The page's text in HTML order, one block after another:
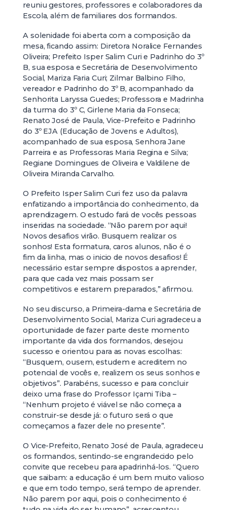
reuniu gestores, professores e colaboradores da
Escola, além de familiares dos formandos.
A solenidade foi aberta com a composição da
mesa, ficando assim: Diretora Noralice Fernandes
Oliveira; Prefeito Isper Salim Curi e Padrinho do 3º
B, sua esposa e Secretária de Desenvolvimento
Social, Mariza Faria Curi; Zilmar Balbino Filho,
vereador e Padrinho do 3º B, acompanhado da
Senhorita Laryssa Guedes; Professora e Madrinha
da turma do 3º C, Girlene Maria da Fonseca;
Renato José de Paula, Vice-Prefeito e Padrinho
do 3º EJA (Educação de Jovens e Adultos),
acompanhado de sua esposa, Senhora Jane
Parreira e as Professoras Maria Regina e Silva;
Regiane Domingues de Oliveira e Valdilene de
Oliveira Miranda Carvalho.
O Prefeito Isper Salim Curi fez uso da palavra
enfatizando a importância do conhecimento, da
aprendizagem. O estudo fará de vocês pessoas
inseridas na sociedade. “Não parem por aqui!
Novos desafios virão. Busquem realizar os
sonhos! Esta formatura, caros alunos, não é o
fim da linha, mas o inicio de novos desafios! É
necessário estar sempre dispostos a aprender,
para que cada vez mais possam ser
competitivos e estarem preparados,” afirmou.
No seu discurso, a Primeira-dama e Secretária de
Desenvolvimento Social, Mariza Curi agradeceu a
oportunidade de fazer parte deste momento
importante da vida dos formandos, desejou
sucesso e orientou para as novas escolhas:
“Busquem, ousem, estudem e acreditem no
potencial de vocês e, realizem os seus sonhos e
objetivos”. Parabéns, sucesso e para concluir
deixo uma frase do Professor Içami Tiba –
“Nenhum projeto é viável se não começa a
construir-se desde já: o futuro será o que
começamos a fazer dele no presente”.
O Vice-Prefeito, Renato José de Paula, agradeceu
os formandos, sentindo-se engrandecido pelo
convite que recebeu para apadrinhá-los. “Quero
que saibam: a educação é um bem muito valioso
e que em todo tempo, será tempo de aprender.
Não parem por aqui, pois o conhecimento é